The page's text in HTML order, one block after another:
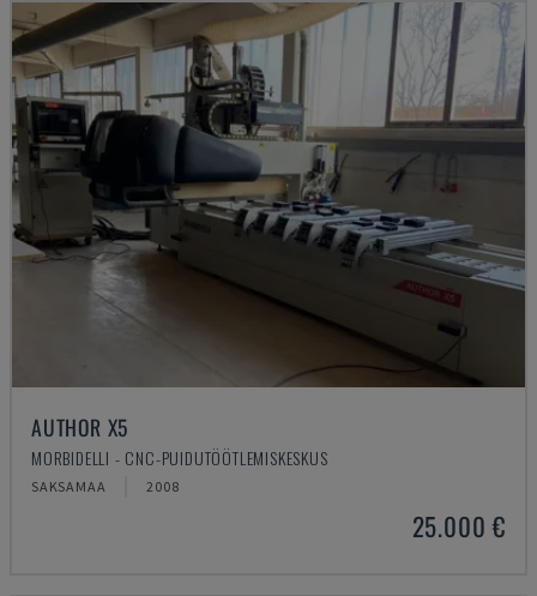
AUTHOR X5
MORBIDELLI - CNC-PUIDUTÖÖTLEMISKESKUS
SAKSAMAA 2008
25.000 €